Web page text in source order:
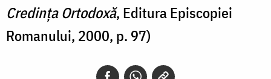
Credința Ortodoxă, Editura Episcopiei
Romanului, 2000, p. 97)